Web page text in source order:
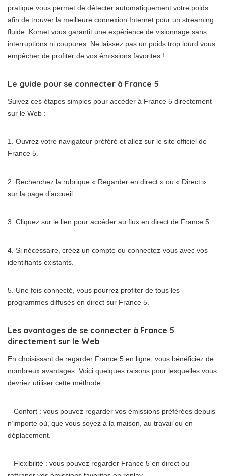
pratique vous permet de détecter automatiquement votre poids
afin de trouver la meilleure connexion Internet pour un streaming
fluide. Komet vous garantit une expérience de visionnage sans
interruptions ni coupures. Ne laissez pas un poids trop lourd vous
empêcher de profiter de vos émissions favorites !
Le guide pour se connecter à France 5
Suivez ces étapes simples pour accéder à France 5 directement
sur le Web :
1. Ouvrez votre navigateur préféré et allez sur le site officiel de
France 5.
2. Recherchez la rubrique « Regarder en direct » ou « Direct »
sur la page d’accueil.
3. Cliquez sur le lien pour accéder au flux en direct de France 5.
4. Si nécessaire, créez un compte ou connectez-vous avec vos
identifiants existants.
5. Une fois connecté, vous pourrez profiter de tous les
programmes diffusés en direct sur France 5.
Les avantages de se connecter à France 5
directement sur le Web
En choisissant de regarder France 5 en ligne, vous bénéficiez de
nombreux avantages. Voici quelques raisons pour lesquelles vous
devriez utiliser cette méthode :
– Confort : vous pouvez regarder vos émissions préférées depuis
n’importe où, que vous soyez à la maison, au travail ou en
déplacement.
– Flexibilité : vous pouvez regarder France 5 en direct ou